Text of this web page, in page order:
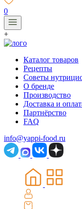
0
+
Каталог товаров
Рецепты
Советы
О бренде
Производство
Доставка и
Партнёрство
FAQ
info@yappi-food.ru